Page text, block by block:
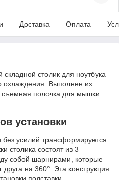
Доставка Оплата
столик для ноутбука
охлаждения. Выполнен из
полочка для мышки.
установки
без усилий трансформируется
столика состоят из 3
собой шарнирами, которые
на 360°. Эта конструкция